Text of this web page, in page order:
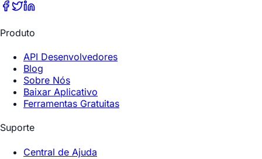
Produto
API Desenvolvedores
Blog
Sobre Nós
Baixar Aplicativo
Ferramentas Gratuitas
Suporte
Central de Ajuda